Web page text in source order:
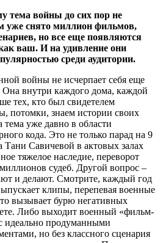
тема войны до сих пор не
уже снято миллион фильмов,
но все еще появляются
ваш. И на удивление они
среди аудитории.
войны не исчерпает себя еще
Она внутри каждого дома, каждой
тех, кто был свидетелем
потомки, знаем истории своих
уже давно в области
кода. Это не только парад на 9
Савичевой в актовых залах
тяжелое наследие, переворот
судеб. Другой вопрос –
и делают. Смотрите, каждый год
клипы, перепевая военные
вызывает бурю негативных
Либо выходит военный «фильм-
идеально продуманными
но без классного сценария